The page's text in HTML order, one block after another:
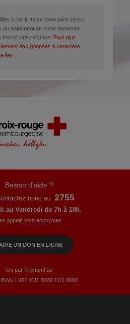
à partir de ce formulaire seront
du traitement de votre demande
fournir une réponse. Pour plus
des données à caractère
lien.
Besoin d'aide ?
nous au 2755
au Vendredi de 7h à 18h.
appels sont anonymes
UN DON EN LIGNE
Ou par virement au
LU52​ 1111​ 0000​ 1111​ 0000